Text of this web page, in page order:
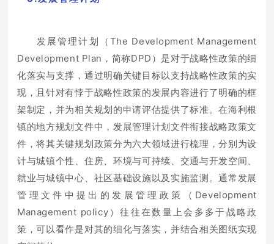
发展管理计划（The Development Management
Development Plan，简称DPD）是对于战略性政策的细
化落实与支撑，通过明确关键目标以支持战略性政策的实
现，且针对有悖于战略性政策的发展内容进行了明确的框
架制定，并为相关规划的申请评估提供了标准。在海利根
镇的地方规划文件中，发展管理计划文件衔接战略政策文
件，将其关键规划政策分为六大领域进行梳理，分别为设
计与城镇个性、住房、环境与可持续、交通与开发空间、
就业与城镇中心、社区基础设施以及实施监测。通常发展
管理文件中提出的发展管理政策（Development
Management policy）往往在数量上会多多于战略政
策，可以看作是对其的细化与落实，并结合相关图纸实现